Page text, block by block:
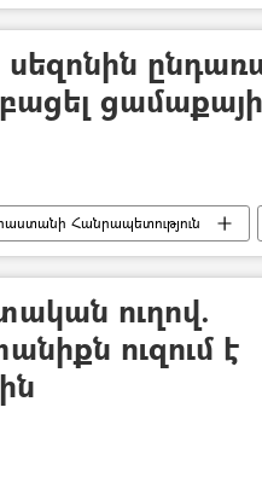
Հանրապետություն
Սև ծով
ուղով.
ուզում է